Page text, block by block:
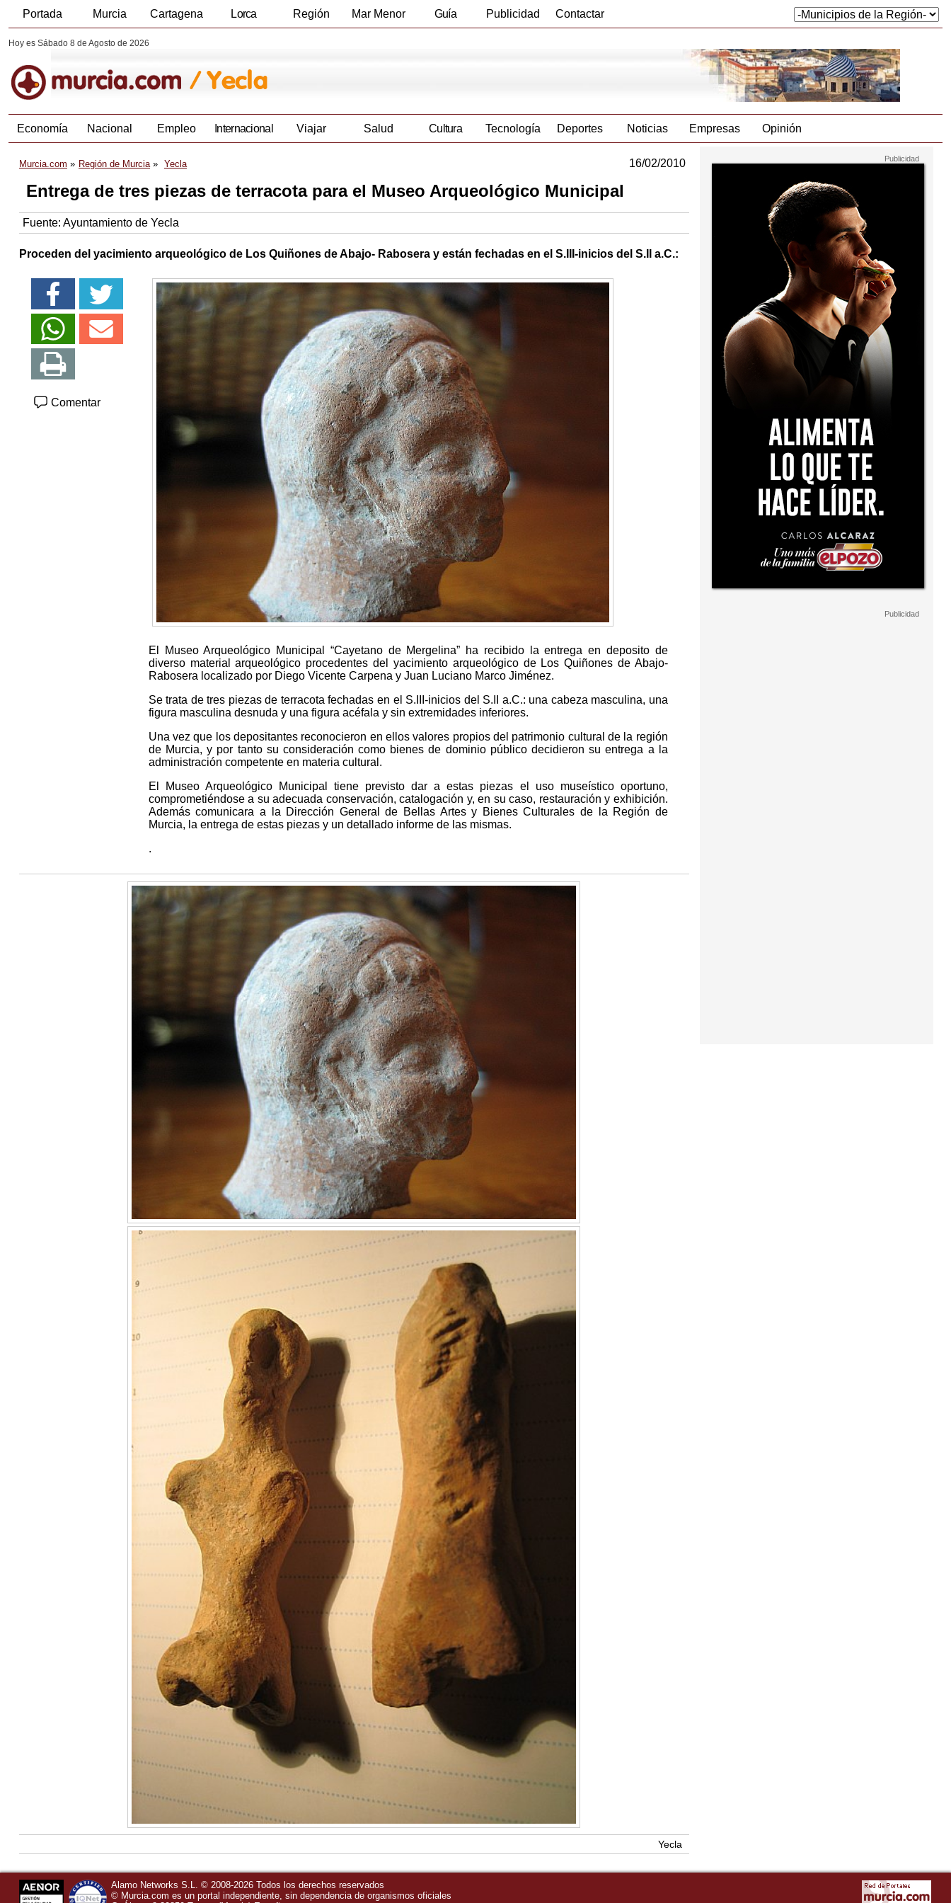
Portada Murcia Cartagena Lorca Región Mar Menor Guía Publicidad Contactar
Hoy es Sábado 8 de Agosto de 2026
Economía Nacional Empleo Internacional Viajar Salud Cultura Tecnología Deportes Noticias Empresas Opinión
Murcia.com Región de Murcia Yecla 16/02/2010
Entrega de tres piezas de terracota para el Museo Arqueológico Municipal
Fuente: Ayuntamiento de Yecla
Proceden del yacimiento arqueológico de Los Quiñones de Abajo- Rabosera y están fechadas en el S.III-inicios del S.II a.C.:
Comentar
El Museo Arqueológico Municipal “Cayetano de Mergelina” ha recibido la entrega en deposito de
diverso material arqueológico procedentes del yacimiento arqueológico de Los Quiñones de Abajo-
Rabosera localizado por Diego Vicente Carpena y Juan Luciano Marco Jiménez.
Se trata de tres piezas de terracota fechadas en el S.III-inicios del S.II a.C.: una cabeza masculina, una
figura masculina desnuda y una figura acéfala y sin extremidades inferiores.
Una vez que los depositantes reconocieron en ellos valores propios del patrimonio cultural de la región
de Murcia, y por tanto su consideración como bienes de dominio público decidieron su entrega a la
administración competente en materia cultural.
El Museo Arqueológico Municipal tiene previsto dar a estas piezas el uso museístico oportuno,
comprometiéndose a su adecuada conservación, catalogación y, en su caso, restauración y exhibición.
Además comunicara a la Dirección General de Bellas Artes y Bienes Culturales de la Región de
Murcia, la entrega de estas piezas y un detallado informe de las mismas.
.
Yecla
Alamo Networks S.L. © 2008-2026 Todos los derechos reservados
© Murcia.com es un portal independiente, sin dependencia de organismos oficiales